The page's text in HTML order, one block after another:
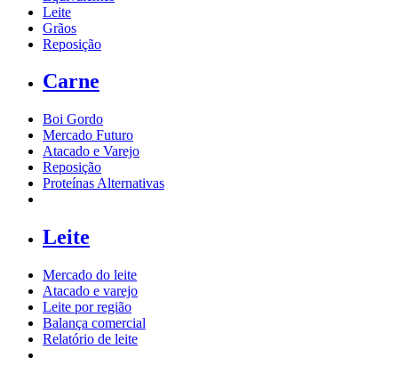
Leite
Grãos
Reposição
Carne
Boi Gordo
Mercado Futuro
Atacado e Varejo
Reposição
Proteínas Alternativas
Leite
Mercado do leite
Atacado e varejo
Leite por região
Balança comercial
Relatório de leite